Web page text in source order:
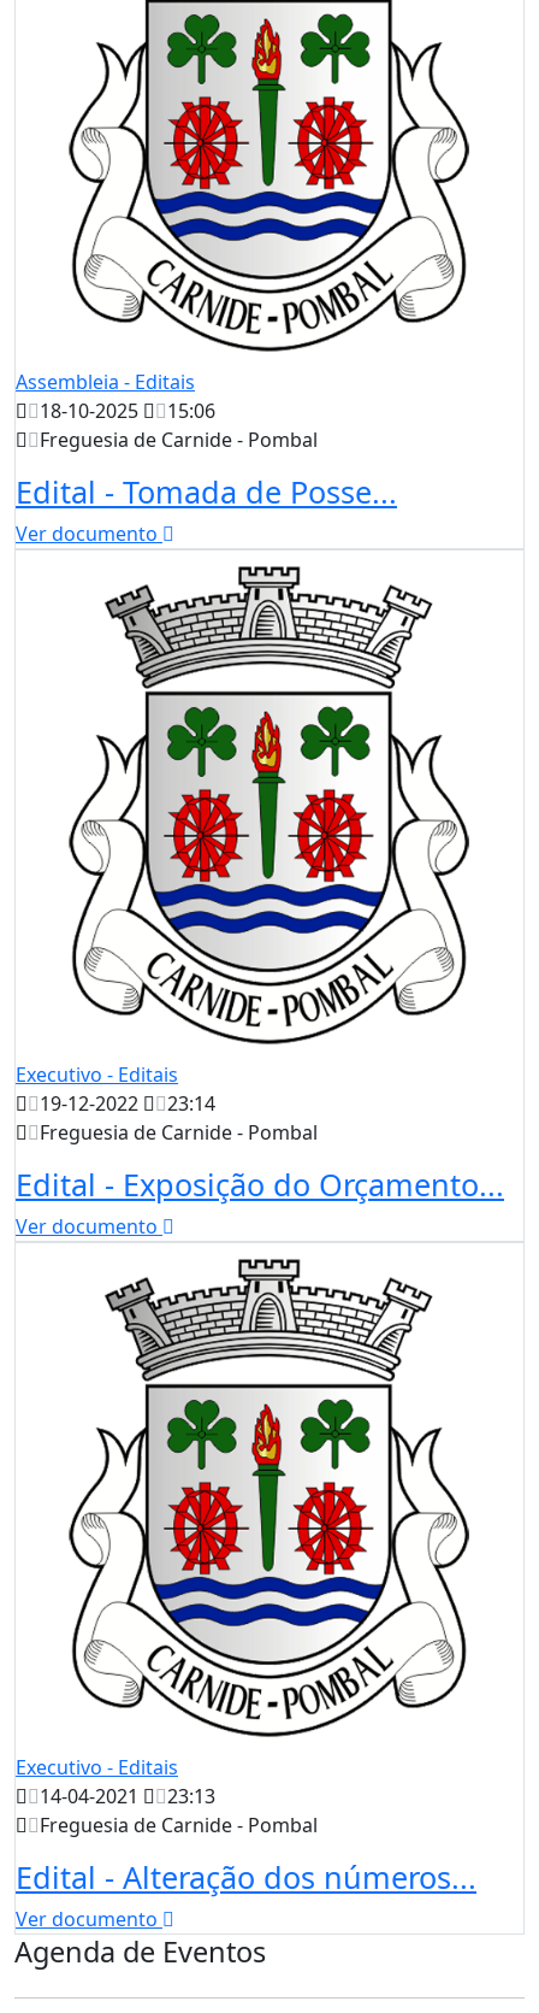
Assembleia - Editais
18-10-2025
15:06
Freguesia de Carnide - Pombal
Edital - Tomada de Posse...
Ver documento
Executivo - Editais
19-12-2022
23:14
Freguesia de Carnide - Pombal
Edital - Exposição do Orçamento...
Ver documento
Executivo - Editais
14-04-2021
23:13
Freguesia de Carnide - Pombal
Edital - Alteração dos números...
Ver documento
Agenda de Eventos